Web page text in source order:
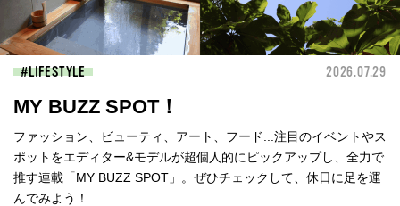
LIFESTYLE 2026.07.29
MY BUZZ SPOT！
ファッション、ビューティ、アート、フード...注目のイベントやス
ポットをエディター&モデルが超個人的にピックアップし、全力で
推す連載「MY BUZZ SPOT」。ぜひチェックして、休日に足を運
んでみよう！